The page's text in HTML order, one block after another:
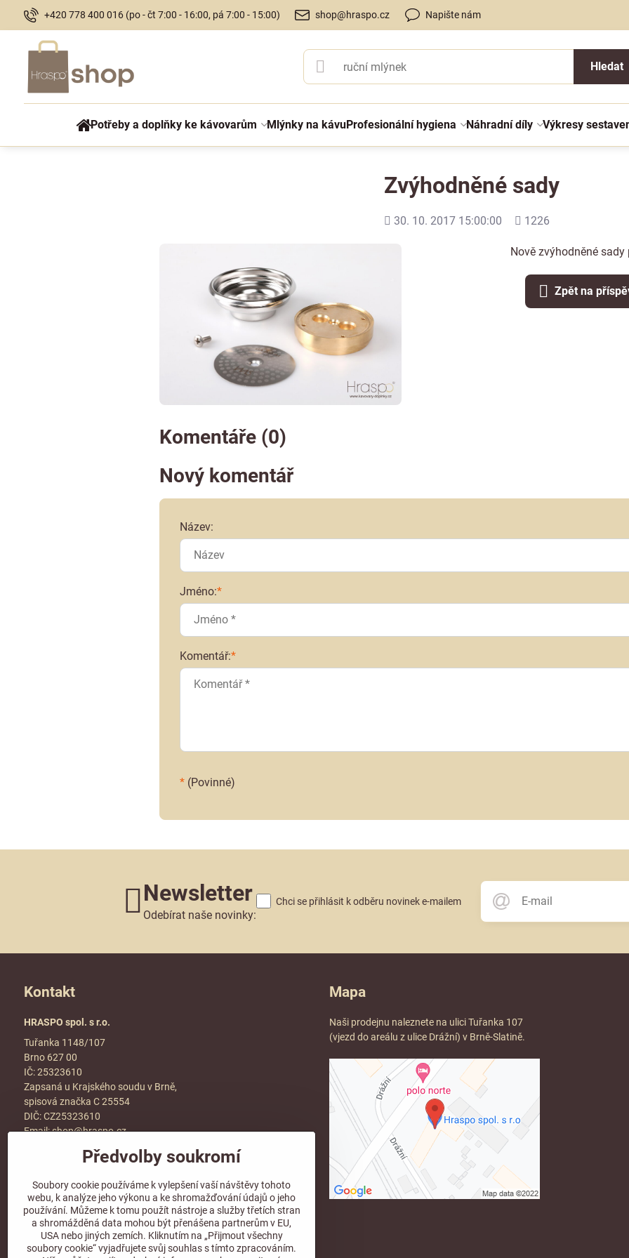
+420 778 400 016 (po - čt 7:00 - 16:00, pá 7:00 - 15:00) shop@hraspo.cz Napište nám
Hledat
Potřeby a doplňky ke kávovarům Mlýnky na kávuProfesionální hygiena Náhradní díly Výkresy
Zvýhodněné sady
Přidáno
30. 10. 2017 15:00:00
Počet
1226
Nově zvýhodněné sady
Zpět na
Komentáře (0)
Nový komentář
Název:
Jméno:*
Komentář:*
*(Povinné)
Newsletter
Odebírat naše novinky:
Chci se přihlásit k odběru novinek e-mailem
Kontakt
HRASPO spol. s r.o.
Tuřanka 1148/107
Brno 627 00
IČ: 25323610
Zapsaná u Krajského soudu v Brně,
spisová značka C 25554
DIČ: CZ25323610
Email:shop@hraspo.cz
Obchodní podmínky
Více info v sekcikontakt
Mapa
Naši prodejnu naleznete na ulici Tuřanka 107
(vjezd do areálu z ulice Drážní) v Brně-Slatině.
Předvolby soukromí
Soubory cookie používáme k vylepšení vaší návštěvy tohoto
webu, k analýze jeho výkonu a ke shromažďování údajů o jeho
používání. Můžeme k tomu použít nástroje a služby třetích stran
a shromážděná data mohou být přenášena partnerům v EU,
USA nebo jiných zemích. Kliknutím na „Přijmout všechny
soubory cookie“ vyjadřujete svůj souhlas s tímto zpracováním.